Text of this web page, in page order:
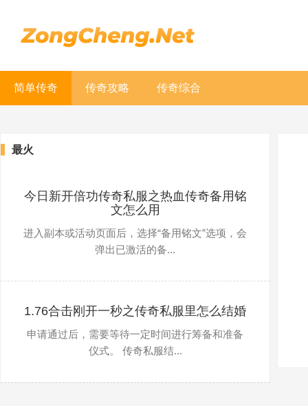
简单传奇 传奇攻略 传奇综合
最火
今日新开倍功传奇私服之热血传奇备用铭
文怎么用
进入副本或活动页面后，选择“备用铭文”选项，会
弹出已激活的备...
1.76合击刚开一秒之传奇私服里怎么结婚
申请通过后，需要等待一定时间进行筹备和准备
仪式。 传奇私服结...